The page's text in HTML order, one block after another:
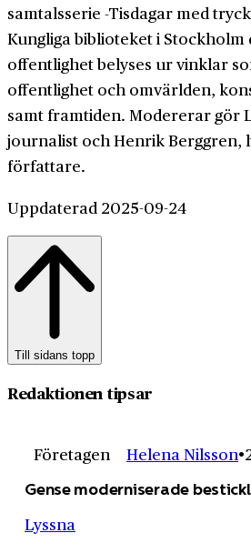
samtalsserie -Tisdagar med
Kungliga biblioteket i
offentlighet belyses ur vinklar
offentlighet och omvärlden,
samt framtiden. Modererar gör
journalist och Henrik Berggren,
författare.
Uppdaterad 2025-09-24
Till sidans topp
Redaktionen tipsar
Företagen Helena Nilsson
Gense moderniserade
Lyssna